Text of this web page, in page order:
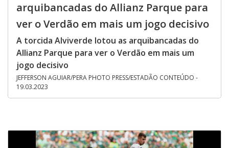
arquibancadas do Allianz Parque para
ver o Verdão em mais um jogo decisivo
A torcida Alviverde lotou as arquibancadas do
Allianz Parque para ver o Verdão em mais um
jogo decisivo
JEFFERSON AGUIAR/PERA PHOTO PRESS/ESTADÃO CONTEÚDO -
19.03.2023